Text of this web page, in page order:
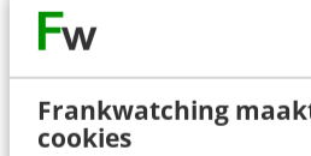
Frankwatching
cookies
lelijke typografie om
karakter te
Dille & Kamilleblijft